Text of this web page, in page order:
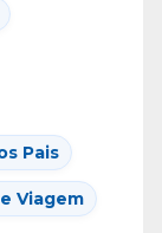
Pais
Viagem